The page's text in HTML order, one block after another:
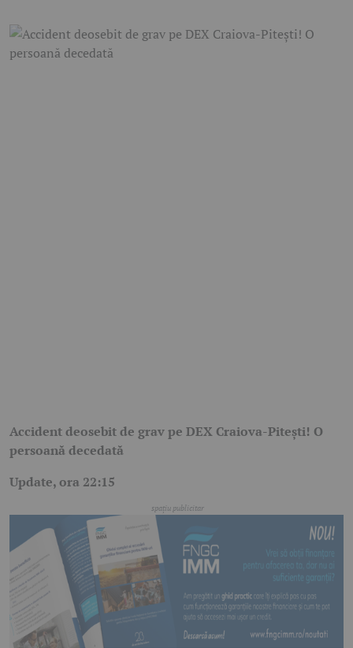
Accident deosebit de grav pe DEX Craiova-Pitești! O
persoană decedată
Update, ora 22:15